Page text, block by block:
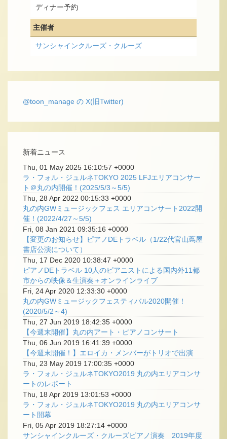
ディナー予約
主催者
サンシャインクルーズ・クルーズ
@toon_manage の X(旧Twitter)
新着ニュース
Thu, 01 May 2025 16:10:57 +0000
ラ・フォル・ジュルネTOKYO 2025 LFJエリアコンサー
ト＠丸の内開催！(2025/5/3～5/5)
Thu, 28 Apr 2022 00:15:33 +0000
丸の内GWミュージックフェス エリアコンサート2022開
催！(2022/4/27～5/5)
Fri, 08 Jan 2021 09:35:16 +0000
【変更のお知らせ】ピアノDEトラベル（1/22代官山蔦屋
書店公演について）
Thu, 17 Dec 2020 10:38:47 +0000
ピアノDEトラベル 10人のピアニストによる国内外11都
市からの映像＆生演奏＋オンラインライブ
Fri, 24 Apr 2020 12:33:30 +0000
丸の内GWミュージックフェスティバル2020開催！
(2020/5/2～4)
Thu, 27 Jun 2019 18:42:35 +0000
【今週末開催】丸の内アート・ピアノコンサート
Thu, 06 Jun 2019 16:41:39 +0000
【今週末開催！】エロイカ・メンバーがトリオで出演
Thu, 23 May 2019 17:00:35 +0000
ラ・フォル・ジュルネTOKYO2019 丸の内エリアコンサ
ートのレポート
Thu, 18 Apr 2019 13:01:53 +0000
ラ・フォル・ジュルネTOKYO2019 丸の内エリアコンサ
ート開幕
Fri, 05 Apr 2019 18:27:14 +0000
サンシャインクルーズ・クルーズピアノ演奏 2019年度